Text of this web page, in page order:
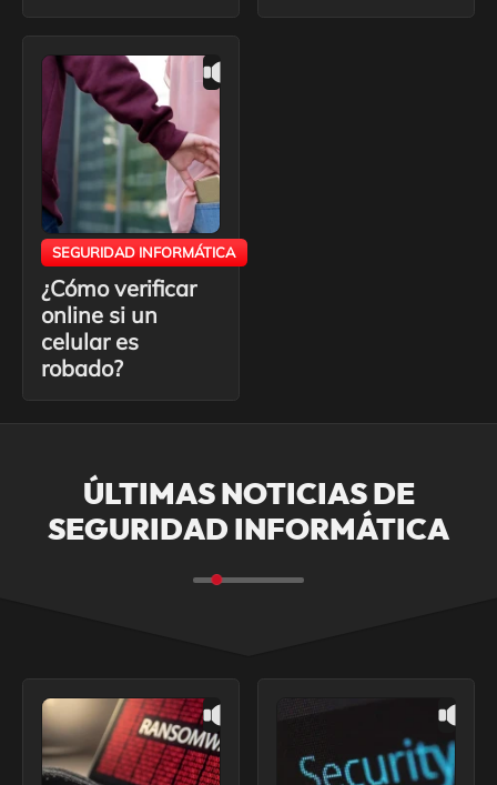
SEGURIDAD INFORMÁTICA
¿Cómo verificar
online si un
celular es
robado?
ÚLTIMAS NOTICIAS DE
SEGURIDAD INFORMÁTICA